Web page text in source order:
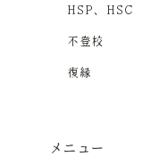
HSP、HSC
不登校
復縁
メニュー